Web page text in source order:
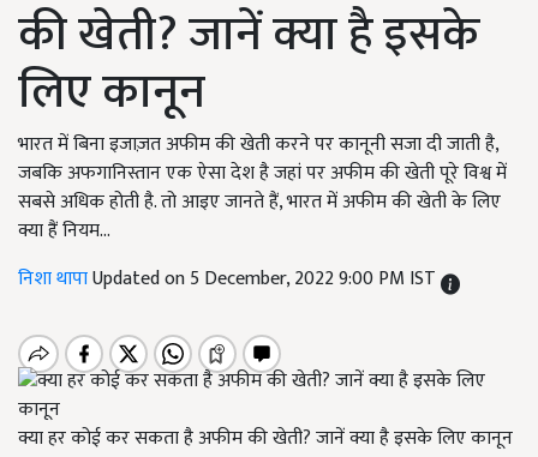
की खेती? जानें क्या है इसके
लिए कानून
भारत में बिना इजाज़त अफीम की खेती करने पर कानूनी सजा दी जाती है,
जबकि अफगानिस्तान एक ऐसा देश है जहां पर अफीम की खेती पूरे विश्व में
सबसे अधिक होती है. तो आइए जानते हैं, भारत में अफीम की खेती के लिए
क्या हैं नियम...
निशा थापाUpdated on 5 December, 2022 9:00 PM IST
क्या हर कोई कर सकता है अफीम की खेती? जानें क्या है इसके लिए कानून